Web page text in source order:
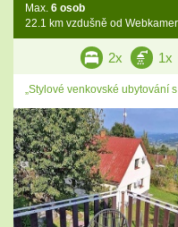
Max. 6 osob
22.1 km vzdušně od
2x 1x
„Stylové venkovské ubytování